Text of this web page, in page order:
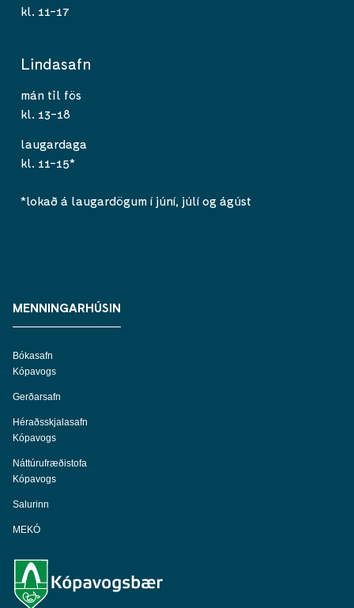
kl. 11-17
Lindasafn
mán til fös
kl. 13-18
laugardaga
kl. 11-15*
*lokað á laugardögum í júní, júlí og ágúst
MENNINGARHÚSIN
Bókasafn
Kópavogs
Gerðarsafn
Héraðsskjalasafn
Kópavogs
Náttúrufræðistofa
Kópavogs
Salurinn
MEKÓ